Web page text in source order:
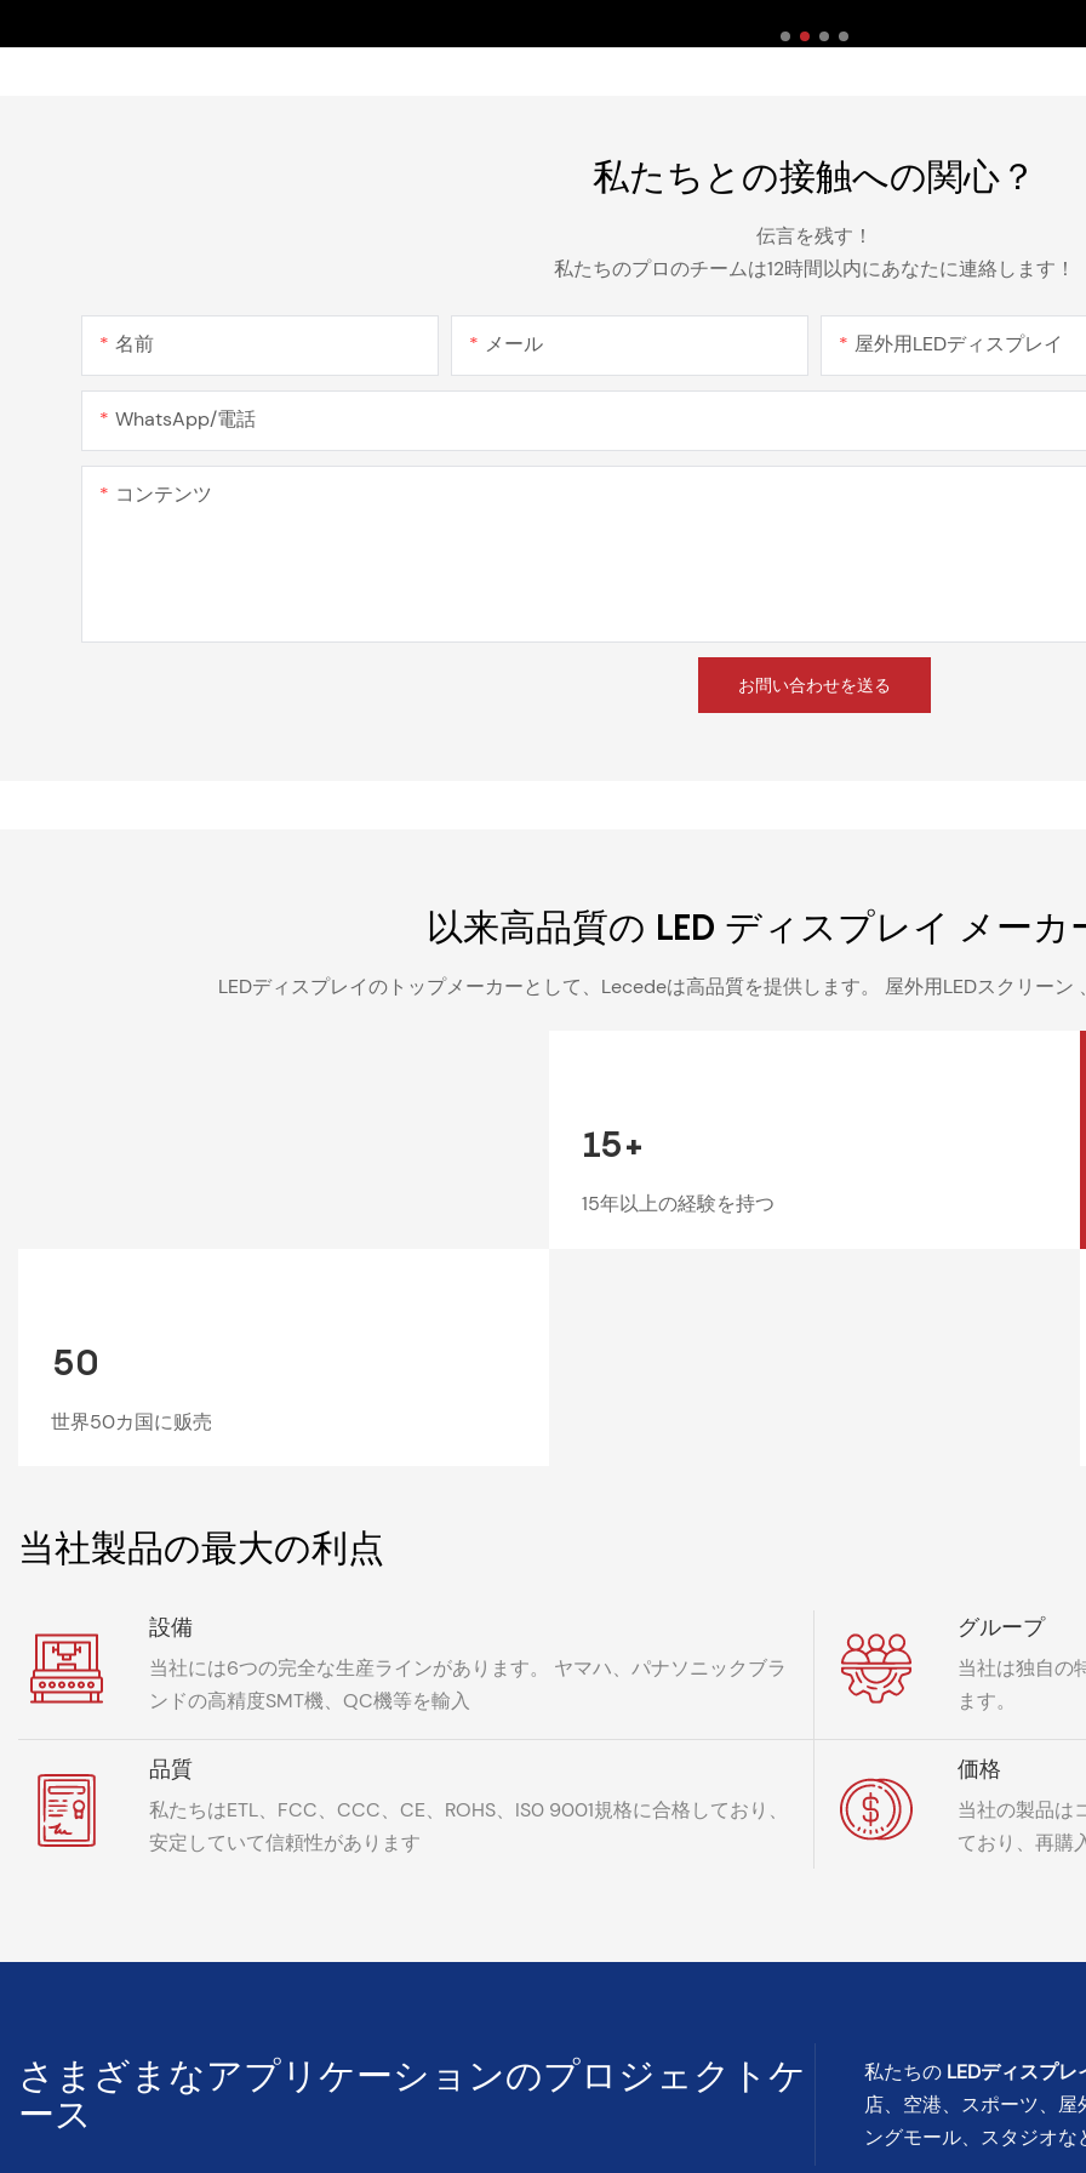
私たちとの接触への関心？
伝言を残す！
私たちのプロのチームは12時間以内にあなたに連絡します！
名前 メール 屋外用LEDディスプレイ
WhatsApp/電話
コンテンツ
お問い合わせを送る
以来高品質の LED ディスプレイ メー
LEDディスプレイのトップメーカーとして、Lecedeは高品質を提供します。 屋外用LEDスクリーン
15+
15年以上の経験を持つ
50
世界50カ国に贩売
当社製品の最大の利点
設備
当社には6つの完全な生産ラインがあります。 ヤマハ、パナソニックブラ
ンドの高精度SMT機、QC機等を輸入
グループ
当社は独自の
ます。
品質
私たちはETL、FCC、CCC、CE、ROHS、IS0 9001規格に合格しており、
安定していて信頼性があります
価格
当社の製品は
ており、再購
さまざまなアプリケーションのプロジェクトケ
ース
私たちの LEDディスプ
店、空港、スポーツ、
ングモール、スタジオ